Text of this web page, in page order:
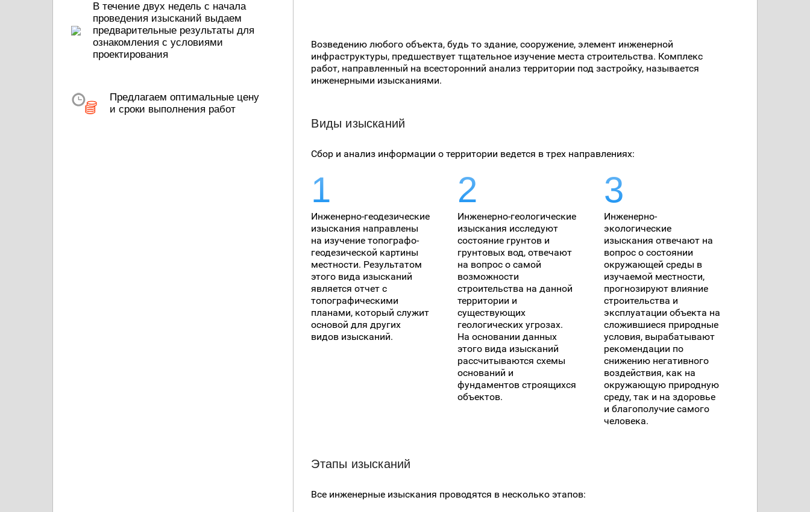
В течение двух недель с начала
проведения изысканий выдаем
предварительные результаты для
ознакомления с условиями
проектирования
Предлагаем оптимальные цену
и сроки выполнения работ
Возведению любого объекта, будь то здание, сооружение, элемент инженерной
инфраструктуры, предшествует тщательное изучение места строительства. Комплекс
работ, направленный на всесторонний анализ территории под застройку, называется
инженерными изысканиями.
Виды изысканий
Сбор и анализ информации о территории ведется в трех направлениях:
Инженерно-геодезические
изыскания направлены
на изучение топографо-
геодезической картины
местности. Результатом
этого вида изысканий
является отчет с
топографическими
планами, который служит
основой для других
видов изысканий.
Инженерно-геологические
изыскания исследуют
состояние грунтов и
грунтовых вод, отвечают
на вопрос о самой
возможности
строительства на данной
территории и
существующих
геологических угрозах.
На основании данных
этого вида изысканий
рассчитываются схемы
оснований и
фундаментов строящихся
объектов.
Инженерно-
экологические
изыскания отвечают на
вопрос о состоянии
окружающей среды в
изучаемой местности,
прогнозируют влияние
строительства и
эксплуатации объекта на
сложившиеся природные
условия, вырабатывают
рекомендации по
снижению негативного
воздействия, как на
окружающую природную
среду, так и на здоровье
и благополучие самого
человека.
Этапы изысканий
Все инженерные изыскания проводятся в несколько этапов: